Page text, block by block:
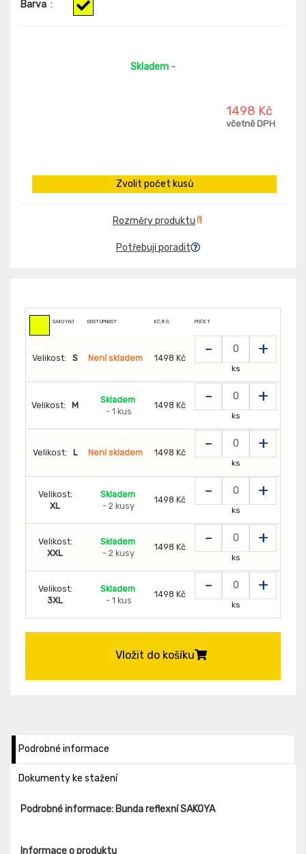
Barva :
Skladem -
1498 Kč
včetně DPH
Zvolit počet kusů
Rozměry produktu
Potřebuji poradit
SAKOYNJ DOSTUPNOST KČ/KS: POČET
Velikost: S Není skladem 1498 Kč - +
ks
Velikost: M
Skladem
- 1 kus
1498 Kč - +
ks
Velikost: L Není skladem 1498 Kč - +
ks
Velikost:
XL
Skladem
- 2 kusy
1498 Kč - +
ks
Velikost:
XXL
Skladem
- 2 kusy
1498 Kč - +
ks
Velikost:
3XL
Skladem
- 1 kus
1498 Kč - +
ks
Vložit do košíku
Podrobné informace
Dokumenty ke stažení
Podrobné informace: Bunda reflexní SAKOYA
Informace o produktu